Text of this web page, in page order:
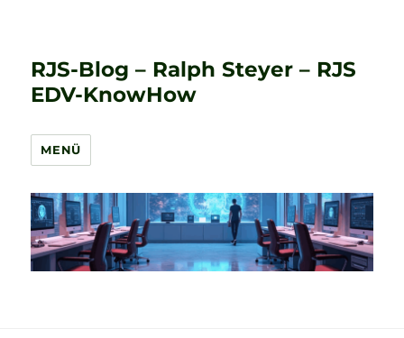
RJS-Blog – Ralph Steyer – RJS
EDV-KnowHow
MENÜ